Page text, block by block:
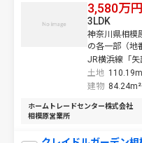
3,580万
神奈川県相模
の各一部（地
JR横浜線「
土地
3LDK
建物
ホームトレードセンター株式会社
相模原営業所